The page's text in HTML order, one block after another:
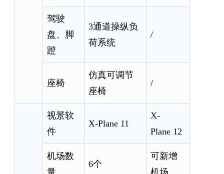
驾驶
盘、脚
蹬
3通道操纵负
荷系统
/
座椅
仿真可调节
座椅
/
视景软
件
X-Plane 11
X-
Plane 12
机场数
6个
可新增